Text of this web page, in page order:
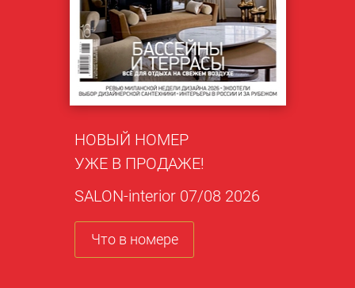
НОВЫЙ НОМЕР
УЖЕ В ПРОДАЖЕ!
SALON-interior 07/08 2026
Что в номере